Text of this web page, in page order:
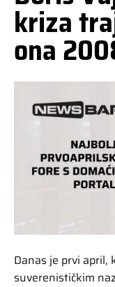
kriza
ona
Danas je prvi april,
suverenističkim